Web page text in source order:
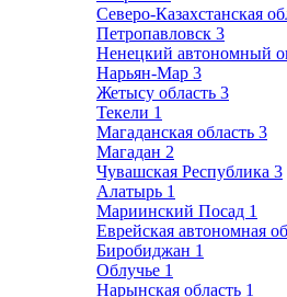
Северо-Казахстанская
Петропавловск 3
Ненецкий автономный
Нарьян-Мар 3
Жетысу область 3
Текели 1
Магаданская область 3
Магадан 2
Чувашская Республика 3
Алатырь 1
Мариинский Посад 1
Еврейская автономная
Биробиджан 1
Облучье 1
Нарынская область 1